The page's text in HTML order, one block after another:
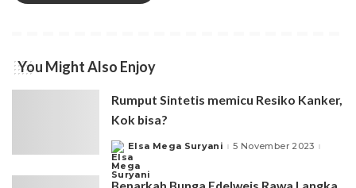
You Might Also Enjoy
Rumput Sintetis memicu Resiko Kanker,
Kok bisa?
Posted
by
Elsa Mega Suryani 5 November 2023